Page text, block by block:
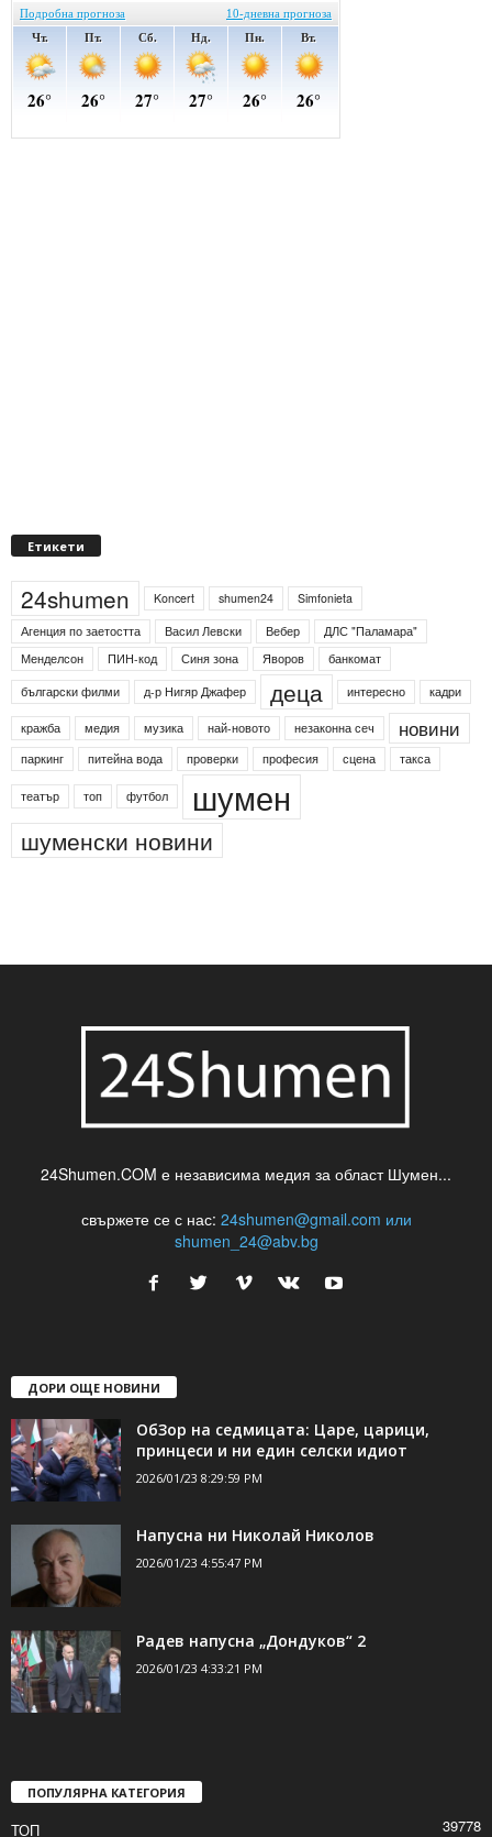
Етикети
24shumen Koncert shumen24
Simfonieta
Агенция по заетостта
Васил Левски Вебер
ДЛС "Паламара"
Менделсон
ПИН-код Синя зона Яворов
банкомат
български филми
д-р Нигяр Джафер деца интересно кадри
кражба медия музика най-новото незаконна сеч новини
паркинг питейна вода проверки професия сцена такса
театър топ футбол шумен
шуменски новини
24Shumen.COM е независима медия за област Шумен...
свържете се с нас: 24shumen@gmail.com или
shumen_24@abv.bg
ДОРИ ОЩЕ НОВИНИ
ОбЗор на седмицата: Царе, царици,
принцеси и ни един селски идиот
2026/01/23 8:29:59 PM
Напусна ни Николай Николов
2026/01/23 4:55:47 PM
Радев напусна „Дондуков“ 2
2026/01/23 4:33:21 PM
ПОПУЛЯРНА КАТЕГОРИЯ
ТОП 39778